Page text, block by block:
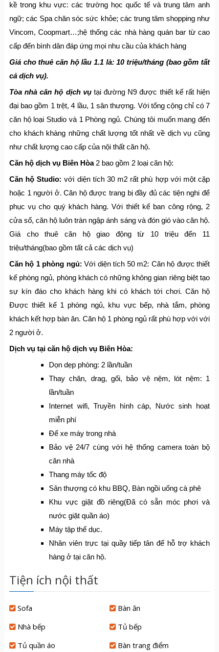
kề trong khu vực: các trường học quốc tế và trung tâm anh
ngữ; các Spa chăn sóc sức khỏe; các trung tâm shopping như
Vincom, Coopmart…;hệ thống các nhà hàng quán bar từ cao
cấp đến bình dân đáp ứng mọi nhu cầu của khách hàng
Giá cho thuê căn hộ lầu 1.1 là:10 triệu/tháng (bao gồm tất
cả dịch vụ).
Tòa nhà căn hộ dịch vụtại đường N9 được thiết kế rất hiện
đại bao gồm 1 trệt, 4 lầu, 1 sân thượng. Với tổng cộng chỉ có 7
căn hộ loại Studio và 1 Phòng ngủ. Chúng tôi muốn mang đến
cho khách khàng những chất lượng tốt nhất về dịch vụ cũng
như chất lượng cao cấp của nội thất căn hộ.
Căn hộ dịch vụ Biên Hòa2 bao gồm 2 loại căn hộ:
Căn hộ Studio: với diện tích 30 m2 rất phù hợp với một cặp
hoặc 1 người ở. Căn hộ được trang bị đầy đủ các tiện nghi để
phục vụ cho quý khách hàng. Với thiết kế ban công rộng, 2
cửa sổ, căn hộ luôn tràn ngập ánh sáng và đón gió vào căn hộ.
Giá cho thuê căn hộ giao động từ 10 triệu đến 11
triệu/tháng(bao gồm tất cả các dịch vụ)
Căn hộ 1 phòng ngủ:Với diện tích 50 m2: Căn hộ được thiết
kế phòng ngủ, phòng khách có những không gian riêng biệt tạo
sự kín đáo cho khách hàng khi có khách tới chơi. Căn hộ
Được thiết kế 1 phòng ngủ, khu vực bếp, nhà tắm, phòng
khách kết hợp bàn ăn. Căn hộ 1 phòng ngủ rất phù hợp với với
2 người ở.
Dịch vụ tại căn hộ dịch vụ Biên Hòa:
Dọn dẹp phòng: 2 lần/tuần
Thay chăn, drag, gối, bảo vệ nệm, lót nệm: 1
lần/tuần
Internet wifi, Truyền hình cáp, Nước sinh hoạt
miễn phí
Để xe máy trong nhà
Bảo vệ 24/7 cùng với hệ thống camera toàn bộ
căn nhà
Thang máy tốc độ
Sân thượng có khu BBQ, Bàn ngồi uống cà phê
Khu vực giặt đồ riêng(Đã có sẵn móc phơi và
nước giặt quần áo)
Máy tập thể dục.
Nhân viên trực tại quầy tiếp tân để hỗ trợ khách
hàng ở tại căn hộ.
Tiện ích nội thất
Sofa
Bàn ăn
Nhà bếp
Tủ bếp
Tủ quần áo
Bàn trang điểm